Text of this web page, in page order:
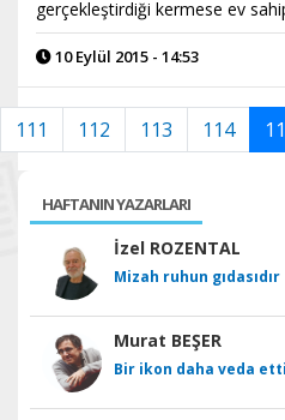
gerçekleştirdiği kermese ev
10 Eylül 2015 - 14:53
111 112 113 114
HAFTANIN YAZARLARI
İzel ROZENTAL
Mizah ruhun gıdasıdır
Murat BEŞER
Bir ikon daha veda